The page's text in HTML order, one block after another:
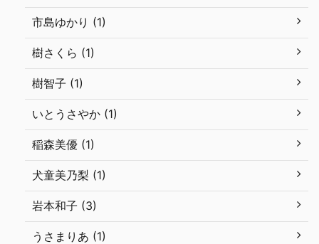
市島ゆかり (1)
樹さくら (1)
樹智子 (1)
いとうさやか (1)
稲森美優 (1)
犬童美乃梨 (1)
岩本和子 (3)
うさまりあ (1)